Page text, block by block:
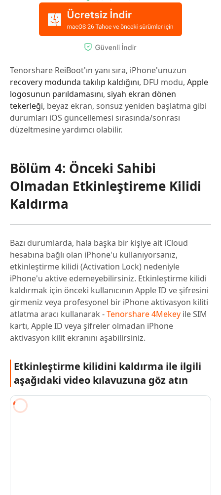
Tenorshare ReiBoot'ın yanı sıra, iPhone'unuzun
recovery modunda takılıp kaldığını, DFU modu, Apple
logosunun parıldamasını, siyah ekran dönen
tekerleği, beyaz ekran, sonsuz yeniden başlatma gibi
durumları iOS güncellemesi sırasında/sonrası
düzeltmesine yardımcı olabilir.
Bölüm 4: Önceki Sahibi
Olmadan Etkinleştireme Kilidi
Kaldırma
Bazı durumlarda, hala başka bir kişiye ait iCloud
hesabına bağlı olan iPhone'u kullanıyorsanız,
etkinleştirme kilidi (Activation Lock) nedeniyle
iPhone'u aktive edemeyebilirsiniz. Etkinleştirme kilidi
kaldırmak için önceki kullanıcının Apple ID ve şifresini
girmeniz veya profesyonel bir iPhone aktivasyon kiliti
atlatma aracı kullanarak -Tenorshare 4Mekey ile SIM
kartı, Apple ID veya şifreler olmadan iPhone
aktivasyon kilit ekranını aşabilirsiniz.
Etkinleştirme kilidini kaldırma ile ilgili
aşağıdaki video kılavuzuna göz atın